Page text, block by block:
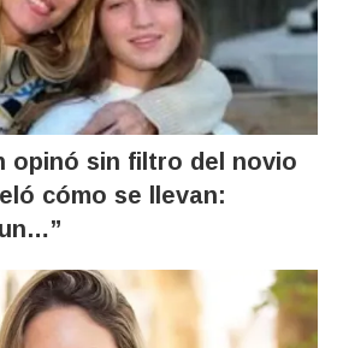
opinó sin filtro del novio
cómo se llevan: